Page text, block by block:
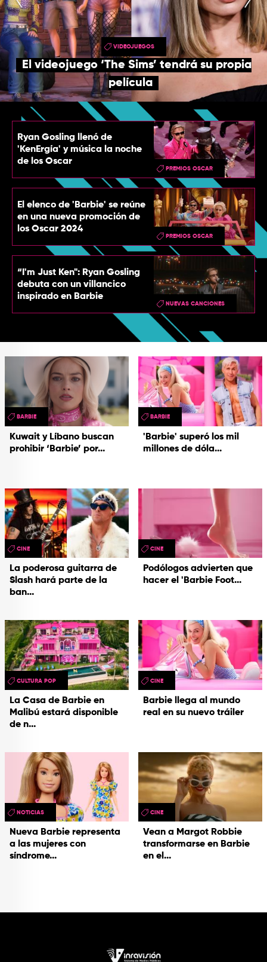
TOP
QUIÉNES SOMOS
CONTACTO
VIDEOJUEGOS
El videojuego ‘The Sims’ tendrá su propia
película
Ryan Gosling llenó de
'KenErgía' y música la noche
de los Oscar
PREMIOS OSCAR
El elenco de 'Barbie' se reúne
en una nueva promoción de
los Oscar 2024
PREMIOS OSCAR
“I'm Just Ken": Ryan Gosling
debuta con un villancico
inspirado en Barbie
NUEVAS CANCIONES
Kuwait y Líbano buscan
prohibir ‘Barbie’ por...
BARBIE
'Barbie' superó los mil
millones de dóla...
BARBIE
La poderosa guitarra de
Slash hará parte de la
ban...
CINE
Podólogos advierten que
hacer el 'Barbie Foot...
CINE
La Casa de Barbie en
Malibú estará disponible
de n...
CULTURA POP
Barbie llega al mundo
real en su nuevo tráiler
CINE
Nueva Barbie representa
a las mujeres con
síndrome...
NOTICIAS
Vean a Margot Robbie
transformarse en Barbie
en el...
CINE